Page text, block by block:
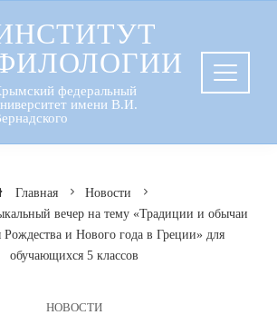
федеральный
имени В.И.
Главная
Новости
вечер на тему «Традиции и обычаи
Рождества и Нового года в Греции» для
обучающихся 5 классов
НОВОСТИ